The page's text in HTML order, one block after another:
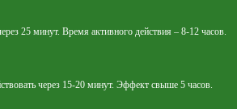
25 минут. Время активного действия – 8-12 часов.
через 15-20 минут. Эффект свыше 5 часов.